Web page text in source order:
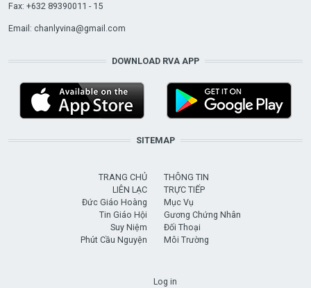
Fax: +632 89390011 - 15
Email: chanlyvina@gmail.com
DOWNLOAD RVA APP
SITEMAP
TRANG CHỦ
LIÊN LẠC
Đức Giáo Hoàng
Tin Giáo Hội
Suy Niệm
Phút Cầu Nguyện
THÔNG TIN
TRỰC TIẾP
Mục Vụ
Gương Chứng Nhân
Đối Thoại
Môi Trường
Log in